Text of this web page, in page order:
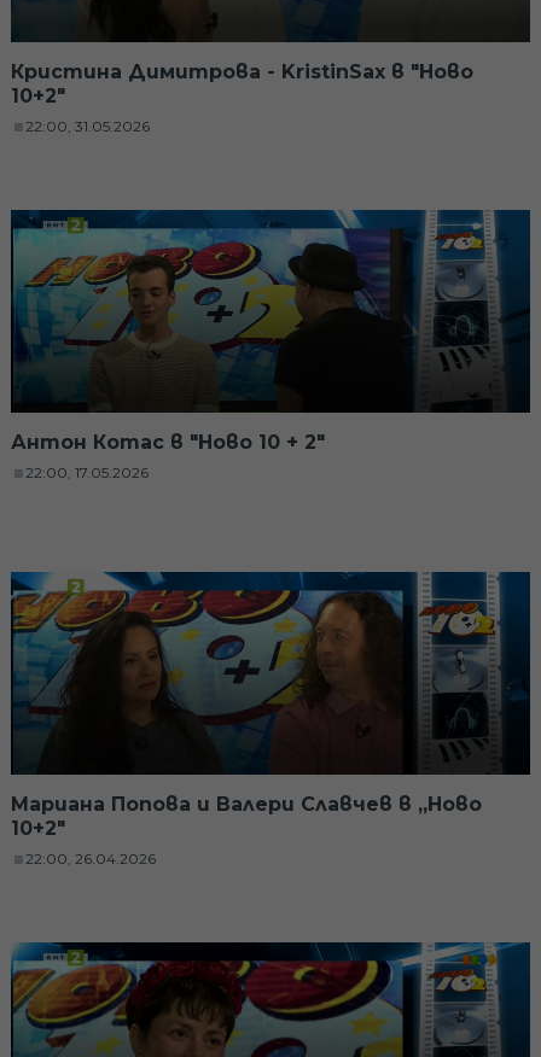
Кристина Димитрова - KristinSax в "Ново
10+2"
22:00, 31.05.2026
Антон Котас в "Ново 10 + 2"
22:00, 17.05.2026
Мариана Попова и Валери Славчев в „Ново
10+2"
22:00, 26.04.2026